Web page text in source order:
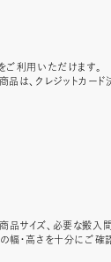
ご利用いただけます。
品は、クレジットカード
サイズ、必要な搬入
幅・高さを十分にご確